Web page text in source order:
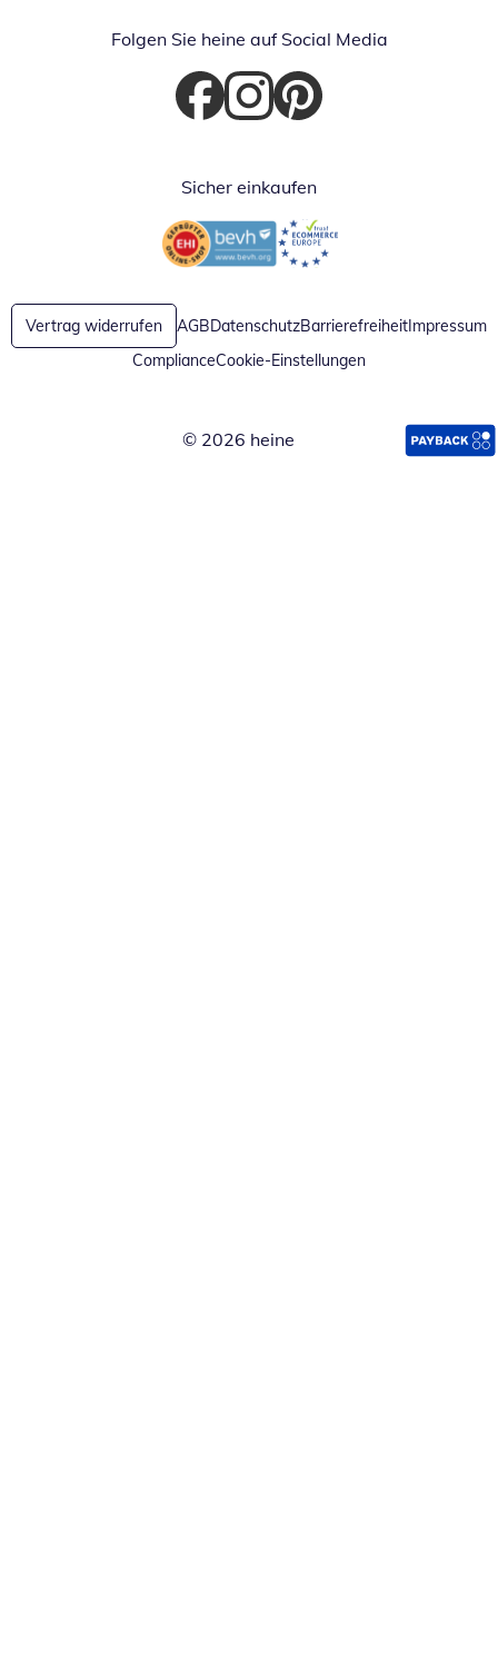
Folgen Sie heine auf Social Media
Öffnet in neuem Fenster
Öffnet in neuem Fenster
Öffnet in neuem Fenster
Sicher einkaufen
Öffnet in neuem FensterÖffnet in neuem Fenster
Vertrag widerrufen AGBDatenschutzBarrierefreiheitImpressum
ComplianceCookie-Einstellungen
© 2026 heine